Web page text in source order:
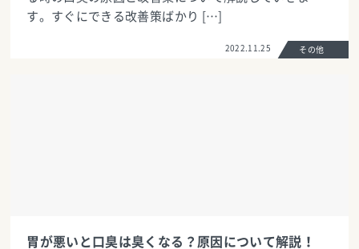
す。すぐにできる改善策ばかり […]
2022.11.25 その他
胃が悪いと口臭は臭くなる？原因について解説！